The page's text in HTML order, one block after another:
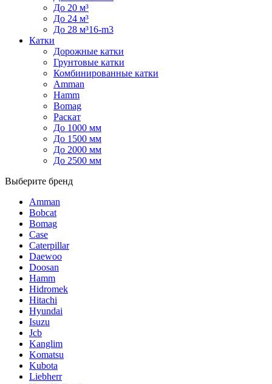
До 20 м³
До 24 м³
До 28 м³16-m3
Катки
Дорожные катки
Грунтовые катки
Комбинированные катки
Amman
Hamm
Bomag
Раскат
До 1000 мм
До 1500 мм
До 2000 мм
До 2500 мм
Выберите бренд
Amman
Bobcat
Bomag
Case
Caterpillar
Daewoo
Doosan
Hamm
Hidromek
Hitachi
Hyundai
Isuzu
Jcb
Kanglim
Komatsu
Kubota
Liebherr